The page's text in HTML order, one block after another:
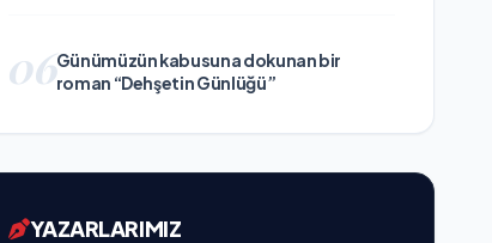
06Günümüzün kabusuna dokunan bir
roman “Dehşetin Günlüğü”
YAZARLARIMIZ